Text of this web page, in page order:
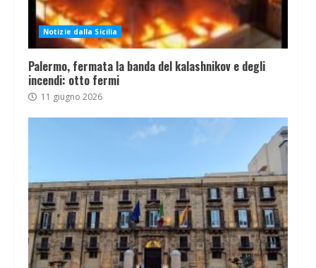
Notizie dalla Sicilia
Palermo, fermata la banda del kalashnikov e degli
incendi: otto fermi
11 giugno 2026